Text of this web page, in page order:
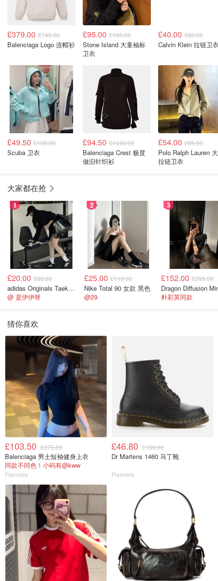
£379.00 £745.00
Balenciaga Logo 连帽衫
£95.00 £185.00
Stone Island 大童袖标
卫衣
£40.00 £80.00
Calvin Klein 拉链卫
£49.50 £108.00
Scuba 卫衣
£94.50 £1040.00
Balenciaga Crest 极度
做旧针织衫
£54.00 £85.00
Polo Ralph Lauren
拉链卫衣
大家都在抢
1
£20.00 £80.00
adidas Originals Taekwondo 女款黑色运动鞋
@ 是伊伊呀
2
£25.00 £110.00
Nike Total 90 女款 黑色
@29
3
£152.00 £295.00
朴彩英同款
猜你喜欢
£103.50 £375.00
Balenciaga 男士短袖健身上衣
同款不同色！小码有@kww
Flannels
£46.80 £169.00
Dr Martens 1460 马丁靴
Flannels